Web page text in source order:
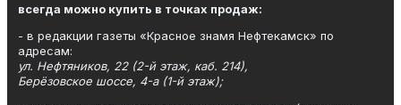
всегда можно купить в точках продаж:
- в редакции газеты «Красное знамя Нефтекамск» по
адресам:
ул. Нефтяников, 22 (2-й этаж, каб. 214),
Берёзовское шоссе, 4-а (1-й этаж);